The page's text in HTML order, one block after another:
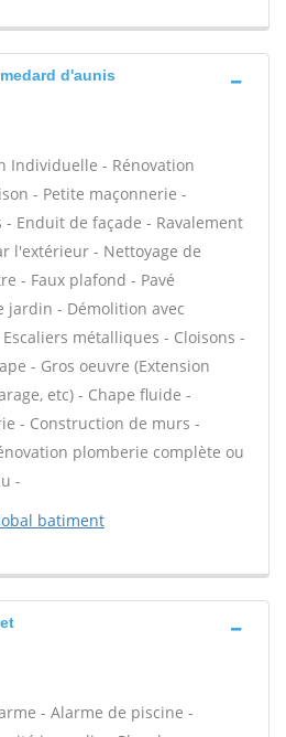
d'aunis
Individuelle - Rénovation
- Petite maçonnerie -
- Enduit de façade - Ravalement
l'extérieur - Nettoyage de
- Faux plafond - Pavé
jardin - Démolition avec
métalliques - Cloisons -
- Gros oeuvre (Extension
etc) - Chape fluide -
- Construction de murs -
plomberie complète ou
-
batiment
- Alarme de piscine -